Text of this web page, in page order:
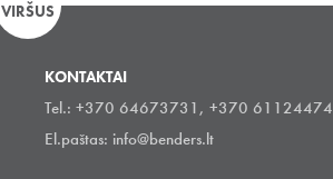
VIRŠUS
KONTAKTAI
Tel.: +370 64673731, +370 61124474
El.paštas: info@benders.lt